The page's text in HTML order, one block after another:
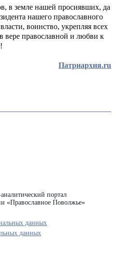
в земле нашей просиявших, да
нашего православного
воинство, укрепляя всех
вере православной и любви к
Патриархия.ru
портал
«Православное Поволжье»
данных
данных